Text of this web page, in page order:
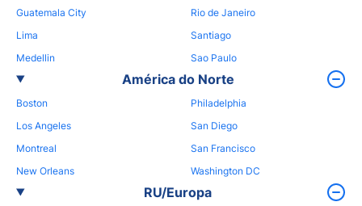
Guatemala City
Lima
Medellin
Rio de Janeiro
Santiago
Sao Paulo
América do Norte
Boston
Los Angeles
Montreal
New Orleans
Philadelphia
San Diego
San Francisco
Washington DC
RU/Europa